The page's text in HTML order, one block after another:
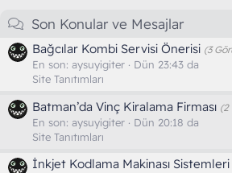
Son Konular ve Mesajlar
Bağcılar Kombi Servisi Önerisi (3
En son: aysuyigiter
Dün 23:43 da
Site Tanıtımları
Batman’da Vinç Kiralama Firması (2
En son: aysuyigiter
Dün 20:18 da
Site Tanıtımları
İnkjet Kodlama Makinası Sistemleri